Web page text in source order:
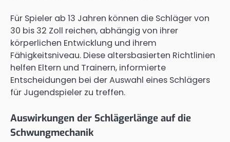
Für Spieler ab 13 Jahren können die Schläger von
30 bis 32 Zoll reichen, abhängig von ihrer
körperlichen Entwicklung und ihrem
Fähigkeitsniveau. Diese altersbasierten Richtlinien
helfen Eltern und Trainern, informierte
Entscheidungen bei der Auswahl eines Schlägers
für Jugendspieler zu treffen.
Auswirkungen der Schlägerlänge auf die
Schwungmechanik